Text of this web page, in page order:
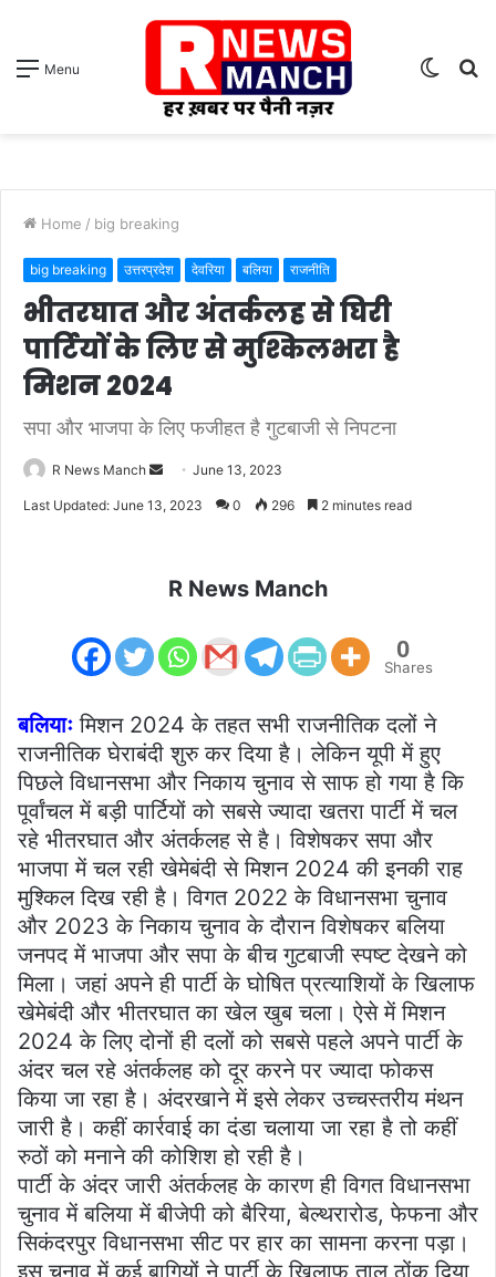
Menu
Switch
Home / big breaking
big breaking उत्तरप्रदेश देवरिया बलिया राजनीति
भीतरघात और अंतर्कलह से घिरी
पार्टियों के लिए से मुश्किलभरा है
मिशन 2024
सपा और भाजपा के लिए फजीहत है गुटबाजी से निपटना
R News Manch
SendJune 13, 2023
Last Updated: June 13, 2023 0 296 2 minutes read
R News Manch
0
Shares
बलियाः मिशन 2024 के तहत सभी राजनीतिक दलों ने
राजनीतिक घेराबंदी शुरु कर दिया है। लेकिन यूपी में हुए
पिछले विधानसभा और निकाय चुनाव से साफ हो गया है कि
पूर्वांचल में बड़ी पार्टियों को सबसे ज्यादा खतरा पार्टी में चल
रहे भीतरघात और अंतर्कलह से है। विशेषकर सपा और
भाजपा में चल रही खेमेबंदी से मिशन 2024 की इनकी राह
मुश्किल दिख रही है। विगत 2022 के विधानसभा चुनाव
और 2023 के निकाय चुनाव के दौरान विशेषकर बलिया
जनपद में भाजपा और सपा के बीच गुटबाजी स्पष्ट देखने को
मिला। जहां अपने ही पार्टी के घोषित प्रत्याशियों के खिलाफ
खेमेबंदी और भीतरघात का खेल खुब चला। ऐसे में मिशन
2024 के लिए दोनों ही दलों को सबसे पहले अपने पार्टी के
अंदर चल रहे अंतर्कलह को दूर करने पर ज्यादा फोकस
किया जा रहा है। अंदरखाने में इसे लेकर उच्चस्तरीय मंथन
जारी है। कहीं कार्रवाई का दंडा चलाया जा रहा है तो कहीं
रुठों को मनाने की कोशिश हो रही है।
पार्टी के अंदर जारी अंतर्कलह के कारण ही विगत विधानसभा
चुनाव में बलिया में बीजेपी को बैरिया, बेल्थरारोड, फेफना और
सिकंदरपुर विधानसभा सीट पर हार का सामना करना पड़ा।